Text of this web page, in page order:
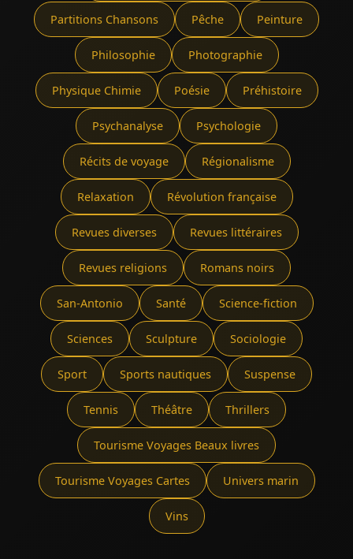
Partitions Chansons Pêche Peinture
Philosophie Photographie
Physique Chimie Poésie Préhistoire
Psychanalyse Psychologie
Récits de voyage Régionalisme
Relaxation Révolution française
Revues diverses Revues littéraires
Revues religions Romans noirs
San-Antonio Santé Science-fiction
Sciences Sculpture Sociologie
Sport Sports nautiques Suspense
Tennis Théâtre Thrillers
Tourisme Voyages Beaux livres
Tourisme Voyages Cartes Univers marin
Vins